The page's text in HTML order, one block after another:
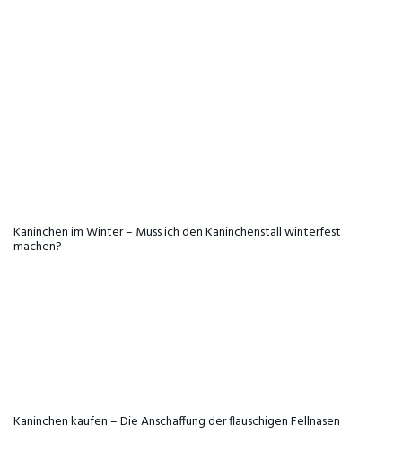
Kaninchen im Winter – Muss ich den Kaninchenstall winterfest
machen?
Kaninchen kaufen – Die Anschaffung der flauschigen Fellnasen